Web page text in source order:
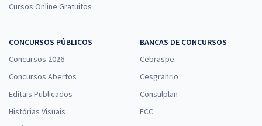
Cursos Online Gratuitos
CONCURSOS PÚBLICOS
Concursos 2026
Concursos Abertos
Editais Publicados
Histórias Visuais
BANCAS DE CONCURSOS
Cebraspe
Cesgranrio
Consulplan
FCC